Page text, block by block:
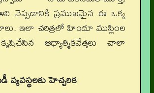
అని చెప్పడానికి ప్రముఖమైన ఈ ఒక్క
ఇలా చరిత్రలో హిందూ ముస్లింల
ఆధ్యాత్మికవేత్తలు చాలా
వ్యవస్థలకు హెచ్చరిక